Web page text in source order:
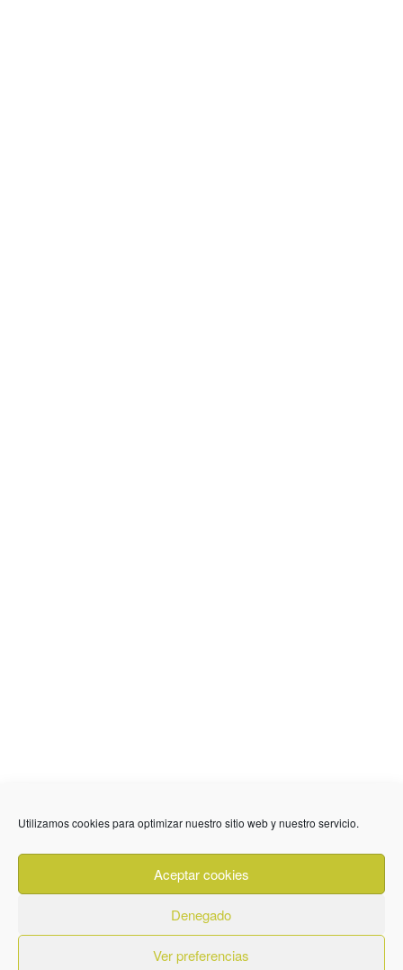
Utilizamos cookies para optimizar nuestro sitio web y nuestro servicio.
Aceptar cookies
Denegado
Ver preferencias
636 01 61 85
Fuente Palmera
info @ fuentepalmerainformacion.es
Privacidad Aviso legal
Cookies
Quiénes Somos
Contacto